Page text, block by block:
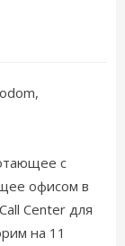
с
офисом в
Center для
на 11